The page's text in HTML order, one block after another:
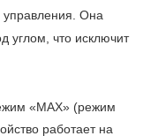
Она
углом, что исключит
«MAX» (режим
работает на